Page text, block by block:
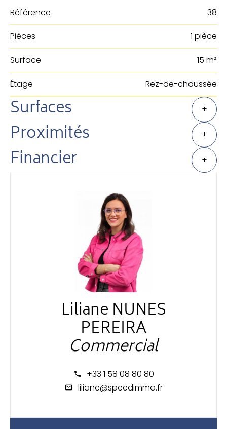
Référence 38
Pièces 1 pièce
Surface 15 m²
Étage Rez-de-chaussée
Surfaces +
Proximités +
Financier +
Liliane NUNES
PEREIRA
Commercial
+33 1 58 08 80 80
liliane@speedimmo.fr